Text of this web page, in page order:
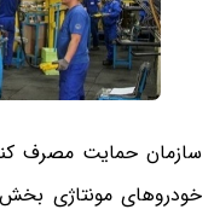
سازمان حمایت مصرف
خودروهای مونتاژی